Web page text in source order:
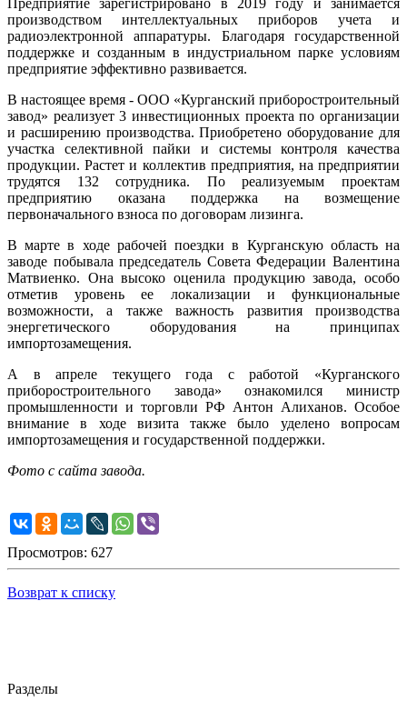
Предприятие зарегистрировано в 2019 году и занимается
производством интеллектуальных приборов учета и
радиоэлектронной аппаратуры. Благодаря государственной
поддержке и созданным в индустриальном парке условиям
предприятие эффективно развивается.
В настоящее время - ООО «Курганский приборостроительный
завод» реализует 3 инвестиционных проекта по организации
и расширению производства. Приобретено оборудование для
участка селективной пайки и системы контроля качества
продукции. Растет и коллектив предприятия, на предприятии
трудятся 132 сотрудника. По реализуемым проектам
предприятию оказана поддержка на возмещение
первоначального взноса по договорам лизинга.
В марте в ходе рабочей поездки в Курганскую область на
заводе побывала председатель Совета Федерации Валентина
Матвиенко. Она высоко оценила продукцию завода, особо
отметив уровень ее локализации и функциональные
возможности, а также важность развития производства
энергетического оборудования на принципах
импортозамещения.
А в апреле текущего года с работой «Курганского
приборостроительного завода» ознакомился министр
промышленности и торговли РФ Антон Алиханов. Особое
внимание в ходе визита также было уделено вопросам
импортозамещения и государственной поддержки.
Фото с сайта завода.
Просмотров: 627
Возврат к списку
Разделы